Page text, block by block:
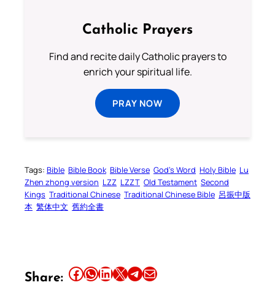
Catholic Prayers
Find and recite daily Catholic prayers to
enrich your spiritual life.
PRAY NOW
Tags: Bible Bible Book Bible Verse God’s Word Holy Bible Lu
Zhen zhong version LZZ LZZT Old Testament Second
Kings Traditional Chinese Traditional Chinese Bible 呂振中版
本 繁体中文 舊約全書
Share: Share this article on Facebook Share this article on WhatsApp Share this article on LinkedIn Share this article on X Share this article on TelegramEmail this Article